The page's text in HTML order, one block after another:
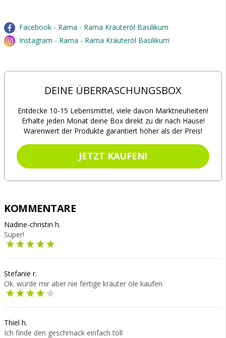
Facebook - Rama - Rama Kräuteröl Basilikum
Instagram - Rama - Rama Kräuteröl Basilikum
DEINE ÜBERRASCHUNGSBOX
Entdecke 10-15 Lebensmittel, viele davon Marktneuheiten!
Erhalte jeden Monat deine Box direkt zu dir nach Hause!
Warenwert der Produkte garantiert höher als der Preis!
JETZT KAUFEN!
KOMMENTARE
Nadine-christin h.
Super!
Stefanie r.
Ok. würde mir aber nie fertige kräuter öle kaufen
Thiel h.
Ich finde den geschmack einfach toll